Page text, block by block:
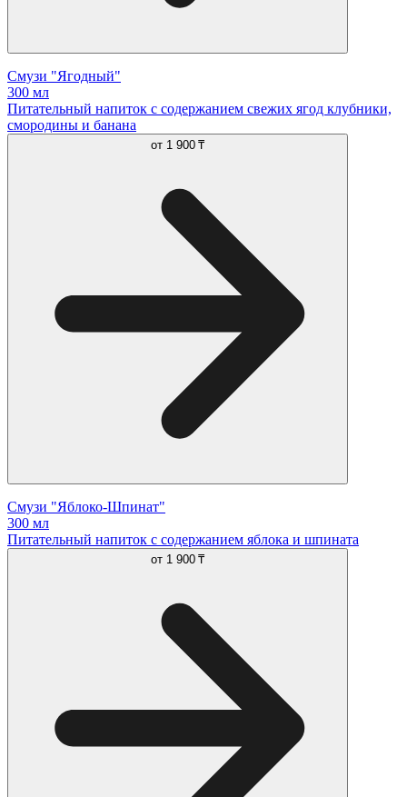
Смузи "Ягодный"
300 мл
Питательный напиток с содержанием свежих ягод клубники,
смородины и банана
от 1 900 ₸
Смузи "Яблоко-Шпинат"
300 мл
Питательный напиток с содержанием яблока и шпината
от 1 900 ₸